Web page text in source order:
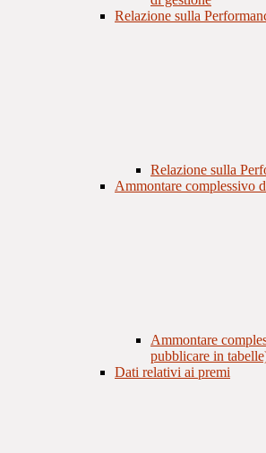
Relazione sulla
Relazione sulla
Ammontare complessivo
Ammontare
pubblicare in
Dati relativi ai premi